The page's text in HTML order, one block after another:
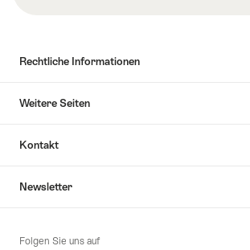
Rechtliche Informationen
Weitere Seiten
Kontakt
Inhalte
Newsletter
Folgen Sie uns auf